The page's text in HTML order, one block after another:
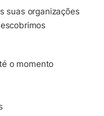
suas organizações
o momento